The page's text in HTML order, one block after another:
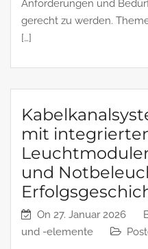
Anforderungen und
gerecht zu werden.
[…]
mit
und
On 27. Januar 2026
und -elemente